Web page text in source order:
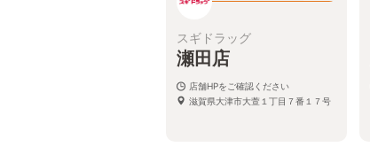
スギドラッグ
瀬田店
店舗HPをご確認ください
滋賀県大津市大萱１丁目７番１７号